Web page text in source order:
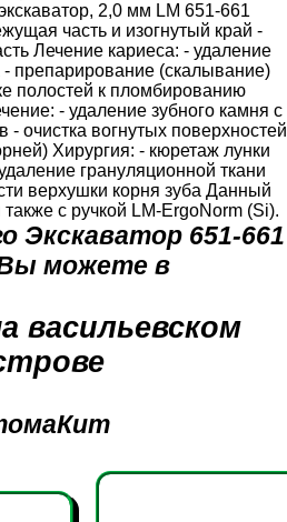
2,0 мм LM 651-661
часть и изогнутый край -
Лечение кариеса: - удаление
- препарирование (скалывание)
полостей к пломбированию
- удаление зубного камня с
- очистка вогнутых поверхностей
Хирургия: - кюретаж лунки
грануляционной ткани
верхушки корня зуба Данный
с ручкой LM-ErgoNorm (Si).
Экскаватор 651-661
можете в
васильевском